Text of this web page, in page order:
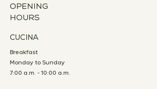
OPENING
HOURS
CUCINA
Breakfast
Monday to Sunday
7:00 a.m. - 10:00 a.m.